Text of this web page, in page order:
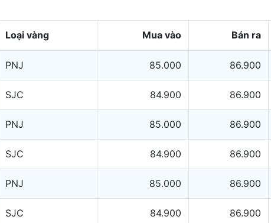
Loại vàng Mua vào Bán ra
PNJ 85.000 86.900
SJC 84.900 86.900
PNJ 85.000 86.900
SJC 84.900 86.900
PNJ 85.000 86.900
SJC 84.900 86.900